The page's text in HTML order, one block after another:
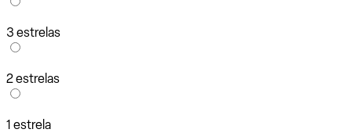
3 estrelas
2 estrelas
1 estrela